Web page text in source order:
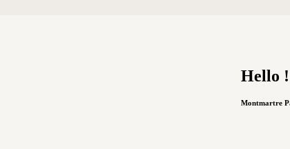
Hello !
Montmartre